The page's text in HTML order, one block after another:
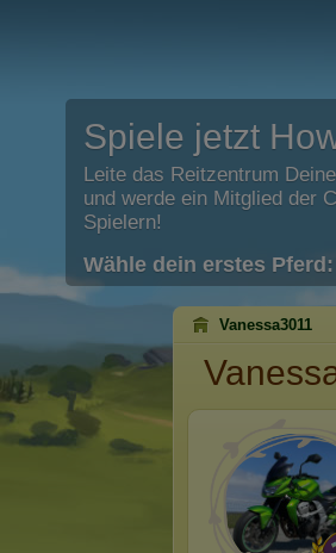
Spiele jetzt
Leite das Reitzentrum
und werde ein Mitglied der
Spielern!
Wähle dein erstes Pferd:
Vanessa3011